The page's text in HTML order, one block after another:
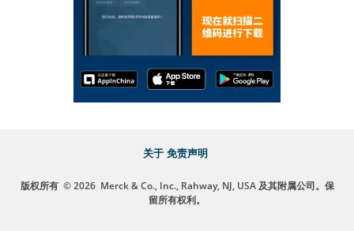
关于 免责声明
版权所有 © 2026 Merck & Co., Inc., Rahway, NJ, USA 及其附属公司。保
留所有权利。